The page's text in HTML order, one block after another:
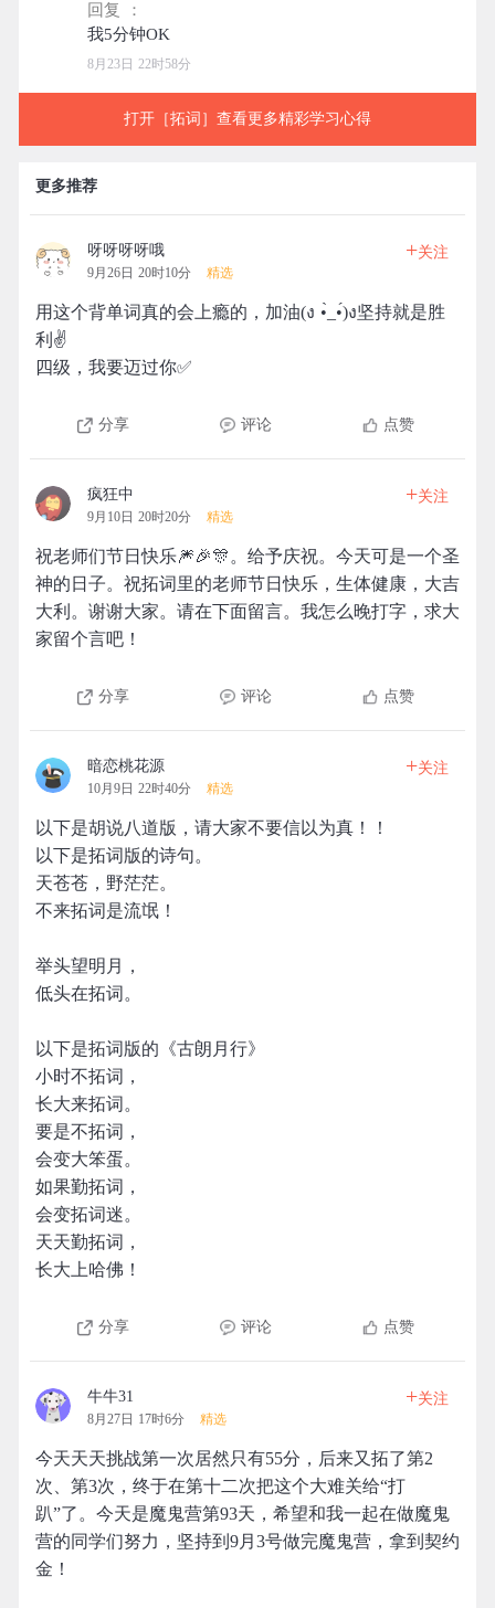
回复 ：
8月23日 22时58分
打开［拓词］查看更多精彩学习心得
更多推荐
呀呀呀呀哦
9月26日 20时10分 精选
+关注
用这个背单词真的会上瘾的，加油(ง •̀_•́)ง坚持就是胜
利✌
四级，我要迈过你✅️
分享 评论 点赞
疯狂中
9月10日 20时20分 精选
+关注
祝老师们节日快乐🎆🎉🎊。给予庆祝。今天可是一个圣
神的日子。祝拓词里的老师节日快乐，生体健康，大吉
大利。谢谢大家。请在下面留言。我怎么晚打字，求大
家留个言吧！
分享 评论 点赞
暗恋桃花源
10月9日 22时40分 精选
+关注
以下是胡说八道版，请大家不要信以为真！！
以下是拓词版的诗句。
天苍苍，野茫茫。
不来拓词是流氓！
举头望明月，
低头在拓词。
以下是拓词版的《古朗月行》
小时不拓词，
长大来拓词。
要是不拓词，
会变大笨蛋。
如果勤拓词，
会变拓词迷。
天天勤拓词，
长大上哈佛！
分享 评论 点赞
牛牛31
8月27日 17时6分 精选
+关注
今天天天挑战第一次居然只有55分，后来又拓了第2
次、第3次，终于在第十二次把这个大难关给“打
趴”了。今天是魔鬼营第93天，希望和我一起在做魔鬼
营的同学们努力，坚持到9月3号做完魔鬼营，拿到契约
金！